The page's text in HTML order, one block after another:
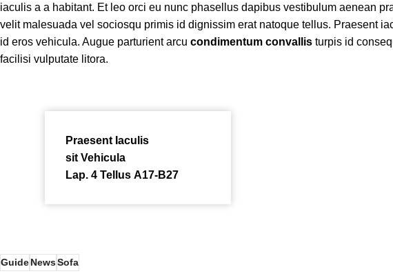
iaculis a a habitant. Et leo orci eu nunc phasellus dapibus vestibulum aenean
velit malesuada vel sociosqu primis id dignissim erat natoque tellus. Praesent
id eros vehicula. Augue parturient arcu condimentum convallis turpis id
facilisi vulputate litora.
Praesent Iaculis
sit Vehicula
Lap. 4 Tellus A17-B27
GuideNewsSofa